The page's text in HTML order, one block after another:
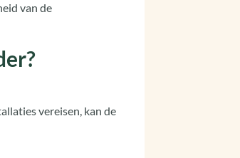
van de
vereisen, kan de